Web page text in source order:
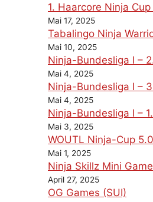
1. Haarcore Ninja
Mai 17, 2025
Tabalingo Ninja
Mai 10, 2025
Ninja-Bundesliga I –
Mai 4, 2025
Ninja-Bundesliga I –
Mai 4, 2025
Ninja-Bundesliga I –
Mai 3, 2025
WOUTL Ninja-Cup
Mai 1, 2025
Ninja Skillz Mini
April 27, 2025
OG Games (SUI)